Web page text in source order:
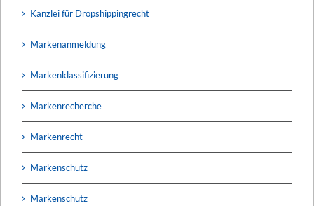
Kanzlei für Dropshippingrecht
Markenanmeldung
Markenklassifizierung
Markenrecherche
Markenrecht
Markenschutz
Markenschutz